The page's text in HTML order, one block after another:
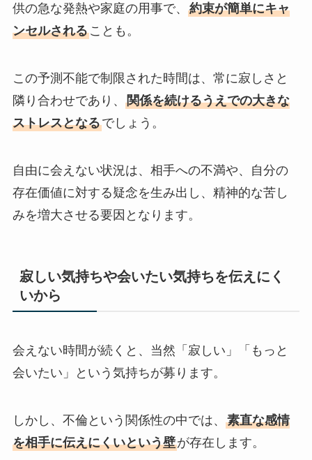
供の急な発熱や家庭の用事で、 約束が簡単にキャ
ンセルされることも。
この予測不能で制限された時間は、常に寂しさと
隣り合わせであり、 関係を続けるうえでの大きな
ストレスとなるでしょう。
自由に会えない状況は、相手への不満や、自分の
存在価値に対する疑念を生み出し、精神的な苦し
みを増大させる要因となります。
寂しい気持ちや会いたい気持ちを伝えにく
いから
会えない時間が続くと、当然「寂しい」「もっと
会いたい」という気持ちが募ります。
しかし、不倫という関係性の中では、 素直な感情
を相手に伝えにくいという壁が存在します。